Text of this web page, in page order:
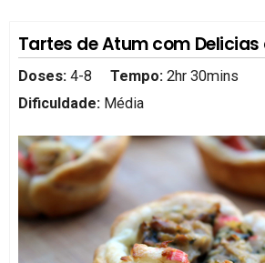
Tartes de Atum com Delicias
Doses: 4-8 Tempo: 2hr 30mins
Dificuldade: Média